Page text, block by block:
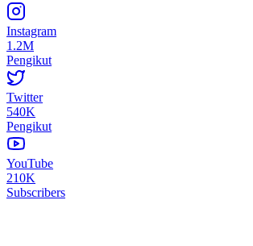
Instagram
1.2M
Pengikut
Twitter
540K
Pengikut
YouTube
210K
Subscribers